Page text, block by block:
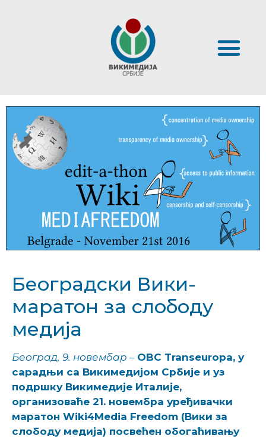
Београдски Вики-
маратон за слободу
медија
Београд, 9. новембар – OBC Transeuropa, у
сарадњи са Викимедијом Србије и уз
подршку Викимедије Италије,
организоваће 21. новембра уређивачки
маратон Wiki4Media Freedom (Вики за
слободу медија) посвећен обогаћивању